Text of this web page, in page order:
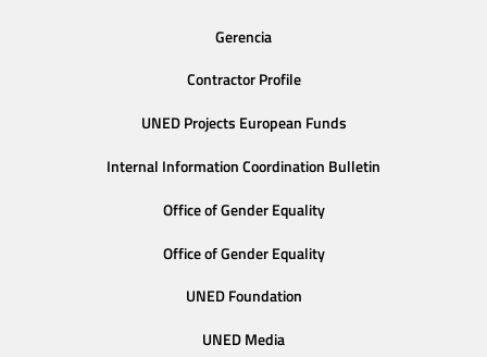
Gerencia
Contractor Profile
UNED Projects European Funds
Internal Information Coordination Bulletin
Office of Gender Equality
Office of Gender Equality
UNED Foundation
UNED Media